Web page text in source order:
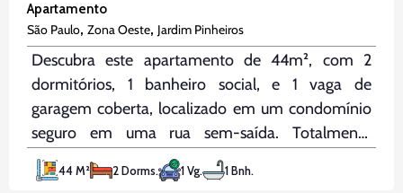
Apartamento
São Paulo, Zona Oeste, Jardim Pinheiros
Descubra este apartamento de 44m², com 2
dormitórios, 1 banheiro social, e 1 vaga de
garagem coberta, localizado em um condomínio
seguro em uma rua sem-saída. Totalmente
reformado, o imóvel oferece uma combinação
perfeita de estilo, praticidade e conforto. O
44 M² 2 Dorms. 1 Vg. 1 Bnh.